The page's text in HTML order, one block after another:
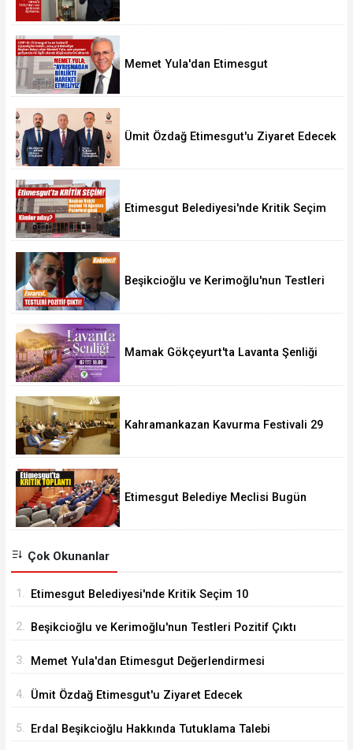
Memet Yula'dan Etimesgut
Ümit Özdağ Etimesgut'u Ziyaret Edecek
Etimesgut Belediyesi'nde Kritik Seçim
Beşikcioğlu ve Kerimoğlu'nun Testleri
Mamak Gökçeyurt'ta Lavanta Şenliği
Kahramankazan Kavurma Festivali 29
Etimesgut Belediye Meclisi Bugün
Çok Okunanlar
1. Etimesgut Belediyesi'nde Kritik Seçim 10
2. Beşikcioğlu ve Kerimoğlu'nun Testleri Pozitif Çıktı
3. Memet Yula'dan Etimesgut Değerlendirmesi
4. Ümit Özdağ Etimesgut'u Ziyaret Edecek
5. Erdal Beşikcioğlu Hakkında Tutuklama Talebi